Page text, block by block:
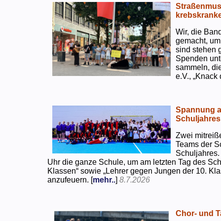
Wir, die
gemacht,
sind stehen
Spenden
sammeln,
e.V.,
Spannung
Schuljahres
Zwei
Teams der
Uhr die ganze Schule, um am letzten Tag des
Klassen“ sowie „Lehrer gegen Jungen der 10.
anzufeuern. [mehr..]8.7.2026
Chor- und